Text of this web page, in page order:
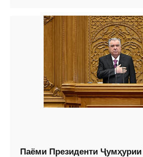
Паёми Президенти Ҷумҳурии